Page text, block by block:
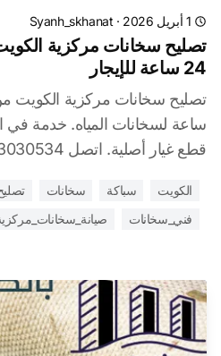
1 أبريل 2026 ·
Syanh_skhanat
تصليح سخانات مركزية
24 ساعة للإيجار
ساعة لسخانات المياه. خدمة في
قطع غيار أصلية. اتصل 01033030534
الكويت سباكة سخانات
فني_سخانات